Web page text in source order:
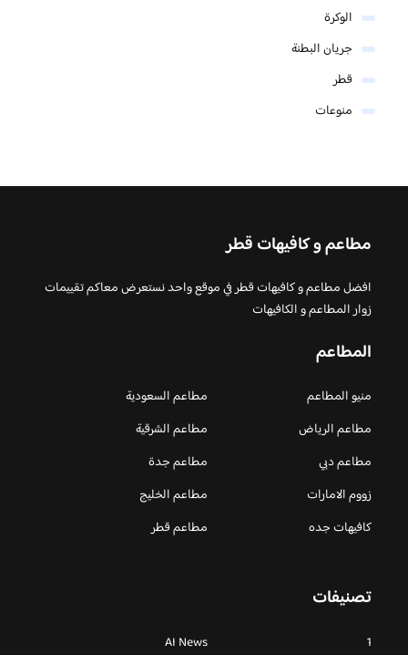
الوكرة
جريان البطنة
قطر
منوعات
مطاعم و كافيهات قطر
افضل مطاعم و كافيهات قطر في موقع واحد نستعرض معاكم تقييمات
زوار المطاعم و الكافيهات
المطاعم
منيو المطاعم
مطاعم السعودية
مطاعم الرياض
مطاعم الشرقية
مطاعم دبي
مطاعم جدة
زووم الامارات
مطاعم الخليج
كافيهات جده
مطاعم قطر
تصنيفات
1
AI News